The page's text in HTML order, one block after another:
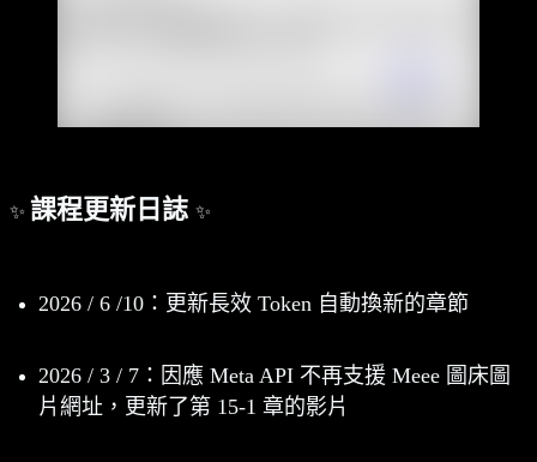
✨ 課程更新日誌 ✨
2026 / 6 /10：更新長效 Token 自動換新的章節
2026 / 3 / 7：因應 Meta API 不再支援 Meee 圖床圖
片網址，更新了第 15-1 章的影片